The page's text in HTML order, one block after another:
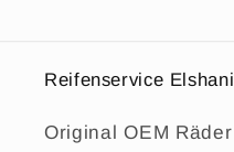
Reifenservice Elshani
Original OEM Räder